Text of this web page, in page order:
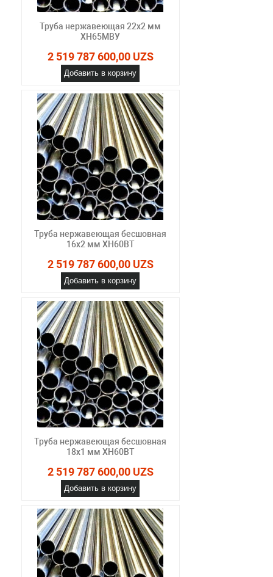
Труба нержавеющая 22х2 мм
ХН65МВУ
2 519 787 600,00 UZS
Добавить в корзину
Труба нержавеющая бесшовная
16х2 мм ХН60ВТ
2 519 787 600,00 UZS
Добавить в корзину
Труба нержавеющая бесшовная
18х1 мм ХН60ВТ
2 519 787 600,00 UZS
Добавить в корзину